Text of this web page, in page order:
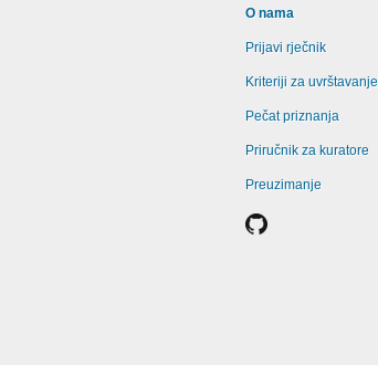
O nama
Prijavi rječnik
Kriteriji za uvrštavanje
Pečat priznanja
Priručnik za kuratore
Preuzimanje